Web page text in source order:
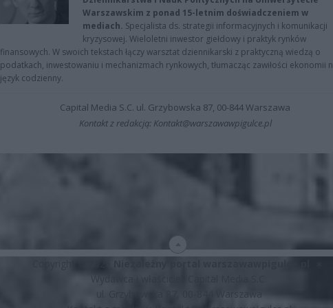
Warszawskim z ponad 15-letnim doświadczeniem w
mediach. Specjalista ds. strategii informacyjnych i komunikacji
kryzysowej. Wieloletni inwestor giełdowy i praktyk rynków
finansowych. W swoich tekstach łączy warsztat dziennikarski z praktyczną wiedzą o
podatkach, inwestowaniu i mechanizmach rynkowych, tłumacząc zawiłości ekonomii
język codzienny.
Capital Media S.C. ul. Grzybowska 87, 00-844 Warszawa
Kontakt z redakcją: Kontakt@warszawawpigulce.pl